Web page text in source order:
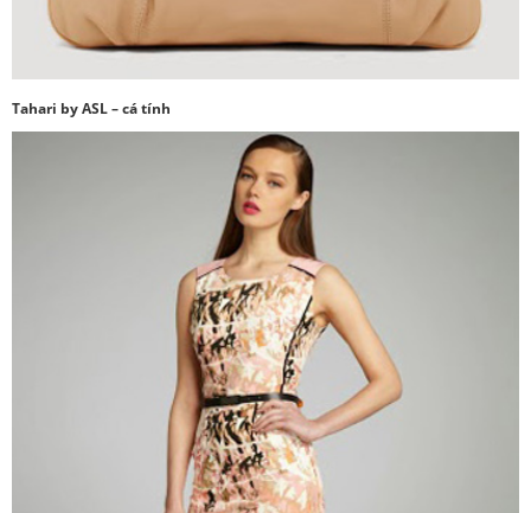
Tahari by ASL – cá tính